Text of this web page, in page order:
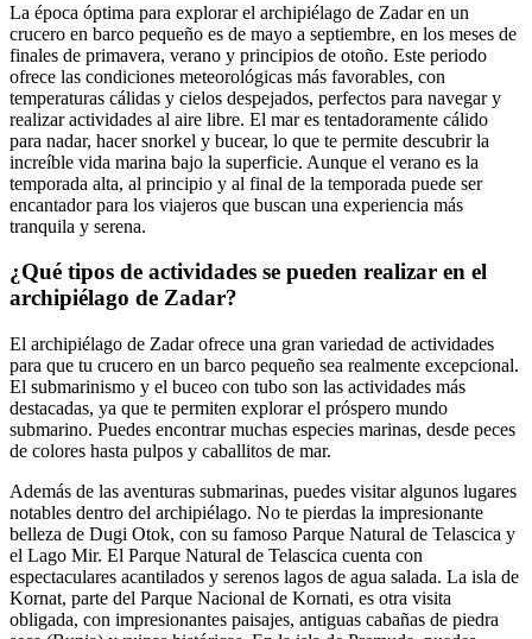
La época óptima para explorar el archipiélago de Zadar en un
crucero en barco pequeño es de mayo a septiembre, en los meses de
finales de primavera, verano y principios de otoño. Este periodo
ofrece las condiciones meteorológicas más favorables, con
temperaturas cálidas y cielos despejados, perfectos para navegar y
realizar actividades al aire libre. El mar es tentadoramente cálido
para nadar, hacer snorkel y bucear, lo que te permite descubrir la
increíble vida marina bajo la superficie. Aunque el verano es la
temporada alta, al principio y al final de la temporada puede ser
encantador para los viajeros que buscan una experiencia más
tranquila y serena.
¿Qué tipos de actividades se pueden realizar en el
archipiélago de Zadar?
El archipiélago de Zadar ofrece una gran variedad de actividades
para que tu crucero en un barco pequeño sea realmente excepcional.
El submarinismo y el buceo con tubo son las actividades más
destacadas, ya que te permiten explorar el próspero mundo
submarino. Puedes encontrar muchas especies marinas, desde peces
de colores hasta pulpos y caballitos de mar.
Además de las aventuras submarinas, puedes visitar algunos lugares
notables dentro del archipiélago. No te pierdas la impresionante
belleza de Dugi Otok, con su famoso Parque Natural de Telascica y
el Lago Mir. El Parque Natural de Telascica cuenta con
espectaculares acantilados y serenos lagos de agua salada. La isla de
Kornat, parte del Parque Nacional de Kornati, es otra visita
obligada, con impresionantes paisajes, antiguas cabañas de piedra